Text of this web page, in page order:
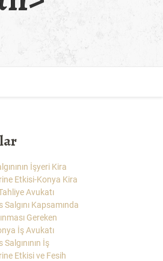
İşyeri Kira
Etkisi-Konya Kira
Avukatı
Kapsamında
Gereken
İş Avukatı
İş
Etkisi ve Fesih